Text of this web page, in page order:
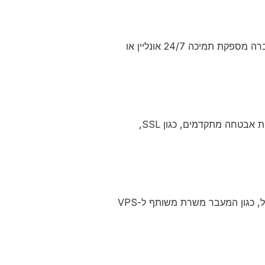
שירות לקוחות טוב הוא קריטי, במיוחד אם אתה לא מומחה טכנולוגי. ודא שהחברה מספקת תמיכה 24/7 אונליין או
אבטחת אתרים היא בעיה קריטית בעידן דיגיטלי. חפש חברות שמציעות פתרונות אבטחה מתקדמים, כגון SSL,
אם האתר שלך צפוי לגדול בעתיד, בחר בחברת אחסון המציעה אפשרויות גידול, כגון המעבר משרת משותף ל-VPS